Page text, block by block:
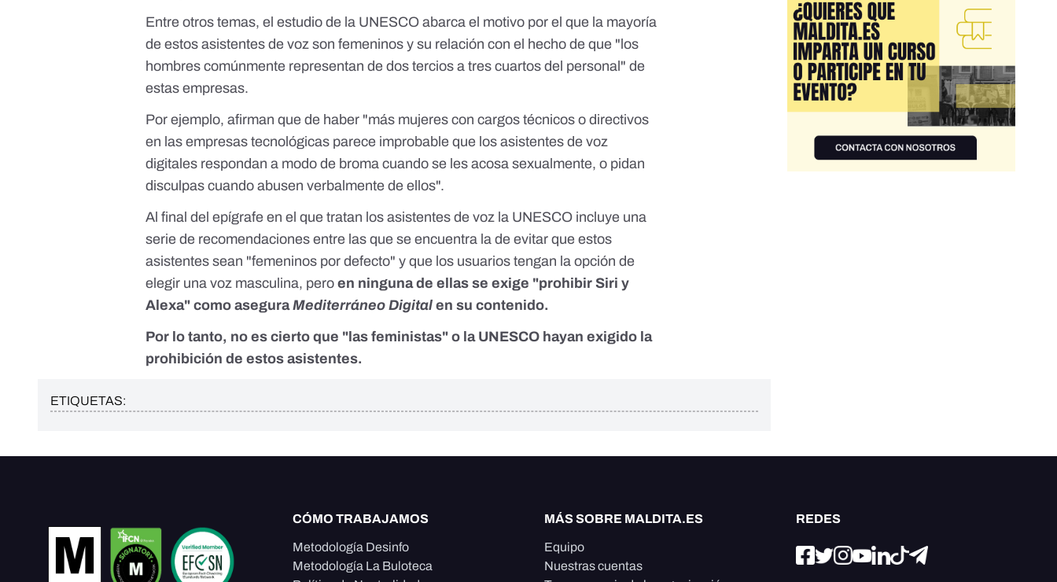
Entre otros temas,el estudio de la UNESCOabarca el motivo por el que la mayoría
de estos asistentes de voz son femeninos y su relación con el hecho de que "los
hombres comúnmente representan de dos tercios a tres cuartos del personal" de
estas empresas.
Por ejemplo, afirman que de haber "más mujeres con cargos técnicos o directivos
en las empresas tecnológicas parece improbable que los asistentes de voz
digitales respondan a modo de broma cuando se les acosa sexualmente, o pidan
disculpas cuando abusen verbalmente de ellos".
Al final del epígrafe en el que tratan los asistentes de voz la UNESCO incluye una
serie de recomendaciones entre las que se encuentra la de evitar que estos
asistentes sean "femeninos por defecto" y que los usuarios tengan la opción de
elegir una voz masculina, peroen ninguna de ellas se exige "prohibir Siri y
Alexa" como aseguraMediterráneo Digital en su contenido.
Por lo tanto, no es cierto que "las feministas" o la UNESCO hayan exigido la
prohibición de estos asistentes.
ETIQUETAS:
CÓMO TRABAJAMOS
Metodología Desinfo
Metodología La Buloteca
MÁS SOBRE MALDITA.ES
Equipo
Nuestras cuentas
REDES